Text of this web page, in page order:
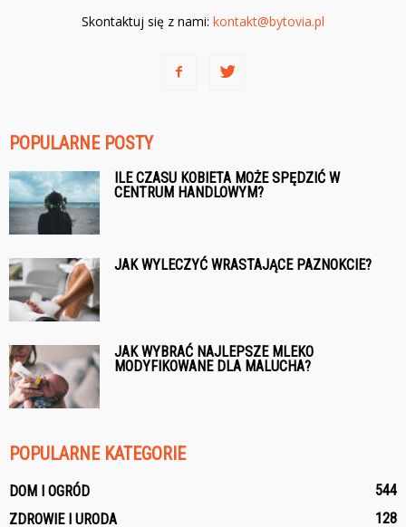
Skontaktuj się z nami: kontakt@bytovia.pl
POPULARNE POSTY
ILE CZASU KOBIETA MOŻE SPĘDZIĆ W
CENTRUM HANDLOWYM?
JAK WYLECZYĆ WRASTAJĄCE PAZNOKCIE?
JAK WYBRAĆ NAJLEPSZE MLEKO
MODYFIKOWANE DLA MALUCHA?
POPULARNE KATEGORIE
DOM I OGRÓD
544
ZDROWIE I URODA
128